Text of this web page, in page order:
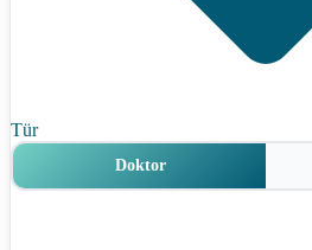
Tür
Doktor